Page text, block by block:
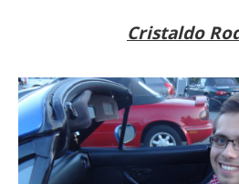
Cristaldo